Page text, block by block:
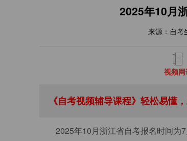
2025年10月
来源：自考
视频
《自考视频辅导课程》轻松易懂
2025年10月浙江省自考报名时间为